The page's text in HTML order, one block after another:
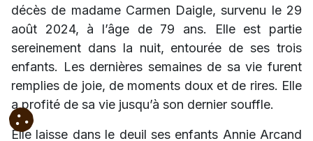
décès de madame Carmen Daigle, survenu le 29
août 2024, à l’âge de 79 ans. Elle est partie
sereinement dans la nuit, entourée de ses trois
enfants. Les dernières semaines de sa vie furent
remplies de joie, de moments doux et de rires. Elle
a profité de sa vie jusqu’à son dernier souffle.
Elle laisse dans le deuil ses enfants Annie Arcand